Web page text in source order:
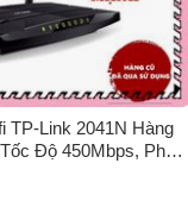
TP-Link 2041N Hàng
Độ 450Mbps, Phát
Dễ Cài Đặt, Bảo Hành
Ổn Định